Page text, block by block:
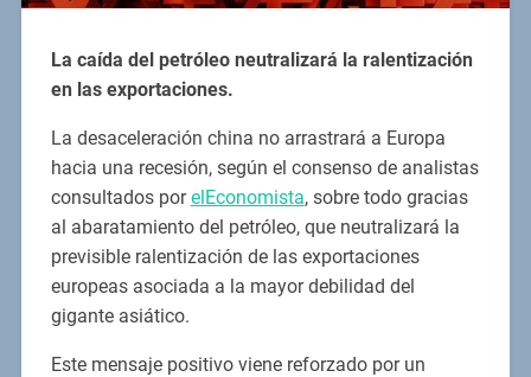
La caída del petróleo neutralizará la ralentización
en las exportaciones.
La desaceleración china no arrastrará a Europa
hacia una recesión, según el consenso de analistas
consultados porelEconomista, sobre todo gracias
al abaratamiento del petróleo, que neutralizará la
previsible ralentización de las exportaciones
europeas asociada a la mayor debilidad del
gigante asiático.
Este mensaje positivo viene reforzado por un